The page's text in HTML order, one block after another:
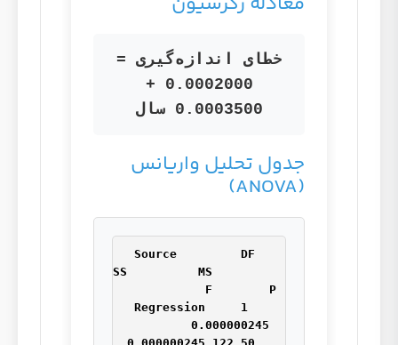
خطای اندازه‌گیری =
0.0002000 +
0.0003500 سال
جدول تحلیل واریانس
(ANOVA)
Source         DF
SS          MS
Regression     1
0.000000245